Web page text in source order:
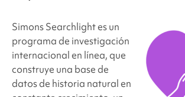
Simons Searchlight es un
programa de investigación
internacional en línea, que
construye una base de
datos de historia natural en